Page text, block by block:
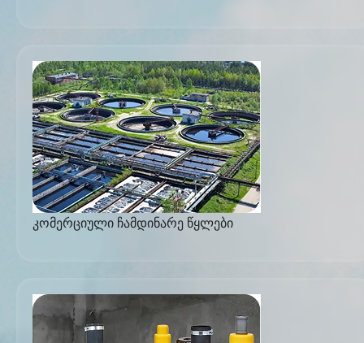
კომერციული ჩამდინარე წყლები